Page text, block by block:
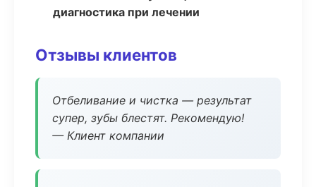
диагностика при лечении
Отзывы клиентов
Отбеливание и чистка — результат
супер, зубы блестят. Рекомендую!
— Клиент компании